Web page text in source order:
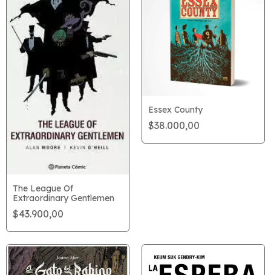
The League Of
Extraordinary Gentlemen
$43.900,00
Essex County
$38.000,00